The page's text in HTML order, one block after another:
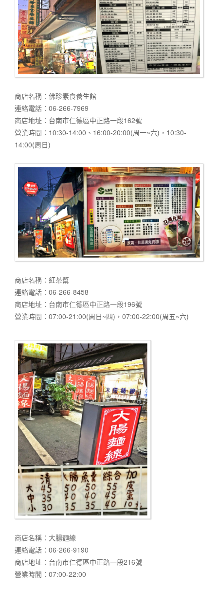
商店名稱：佛珍素食養生館
連絡電話：06-266-7969
商店地址：台南市仁德區中正路一段162號
營業時間：10:30-14:00、16:00-20:00(周一~六)，10:30-
14:00(周日)
商店名稱：紅茶幫
連絡電話：06-266-8458
商店地址：台南市仁德區中正路一段196號
營業時間：07:00-21:00(周日~四)，07:00-22:00(周五~六)
商店名稱：大腸麵線
連絡電話：06-266-9190
商店地址：台南市仁德區中正路一段216號
營業時間：07:00-22:00